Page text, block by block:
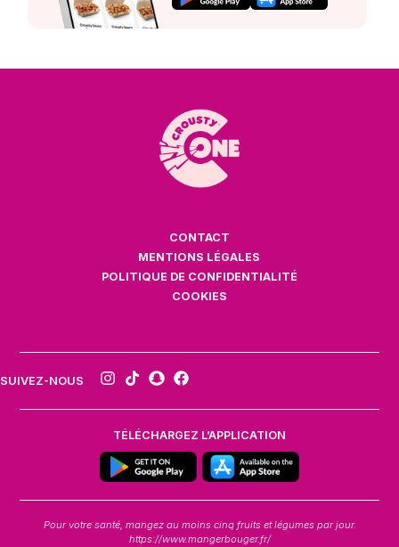
CONTACT
MENTIONS LÉGALES
POLITIQUE DE CONFIDENTIALITÉ
COOKIES
SUIVEZ-NOUS
TÉLÉCHARGEZ L’APPLICATION
Pour votre santé, mangez au moins cinq fruits et légumes par jour.
https://www.mangerbouger.fr/